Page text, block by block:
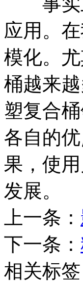
应用。
模化。
桶越来
塑复合
各自的
果，使
发展。
上一条：
下一条：
相关标签